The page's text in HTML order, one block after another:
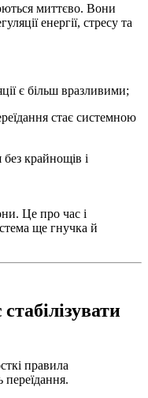
миттєво. Вони
енергії, стресу та
є більш вразливими;
стає системною
крайнощів і
Це про час і
ще гнучка й
правила